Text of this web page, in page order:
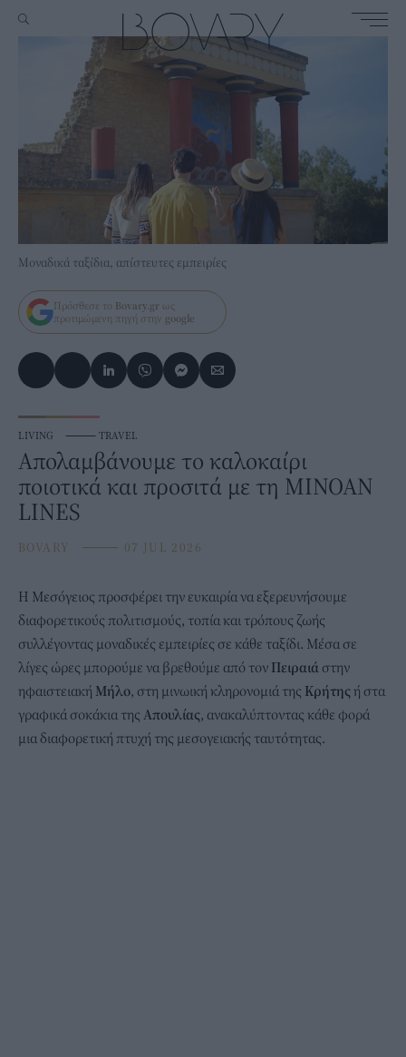
Μοναδικά ταξίδια, απίστευτες εμπειρίες
Πρόσθεσε το Bovary.gr ως
προτιμώμενη πηγή στην google
LIVING ⸻ TRAVEL
Απολαμβάνουμε το καλοκαίρι
ποιοτικά και προσιτά με τη ΜΙΝΟΑΝ
LINES
BOVARY ⸻ 07 JUL 2026
Η Μεσόγειος προσφέρει την ευκαιρία να εξερευνήσουμε
διαφορετικούς πολιτισμούς, τοπία και τρόπους ζωής
συλλέγοντας μοναδικές εμπειρίες σε κάθε ταξίδι. Μέσα σε
λίγες ώρες μπορούμε να βρεθούμε από τον Πειραιά στην
ηφαιστειακή Μήλο, στη μινωική κληρονομιά της Κρήτης ή στα
γραφικά σοκάκια της Απουλίας, ανακαλύπτοντας κάθε φορά
μια διαφορετική πτυχή της μεσογειακής ταυτότητας.